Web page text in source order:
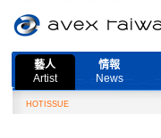
藝人
Artist
情報
News
HOTISSUE